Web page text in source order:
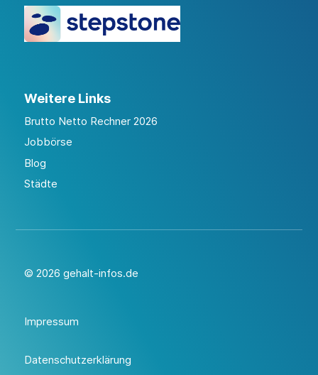
Weitere Links
Brutto Netto Rechner 2026
Jobbörse
Blog
Städte
© 2026 gehalt-infos.de
Impressum
Datenschutzerklärung